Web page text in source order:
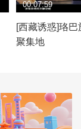
[西藏诱惑]珞巴
聚集地
00:07:59